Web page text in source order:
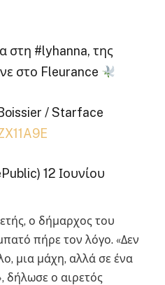
στη #lyhanna, της
στο Fleurance
/ Starface
12 Ιουνίου
ο δήμαρχος του
πήρε τον λόγο. «Δεν
μια μάχη, αλλά σε ένα
δήλωσε ο αιρετός